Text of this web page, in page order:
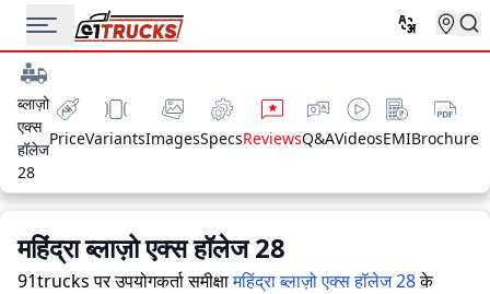
ब्लाज़ो
एक्स
हॉलेज
28
PriceVariantsImagesSpecsReviewsQ&AVideosEMIBrochure
महिंद्रा ब्लाज़ो एक्स हॉलेज 28
91trucks पर उपयोगकर्ता समीक्षामहिंद्रा ब्लाज़ो एक्स हॉलेज 28के